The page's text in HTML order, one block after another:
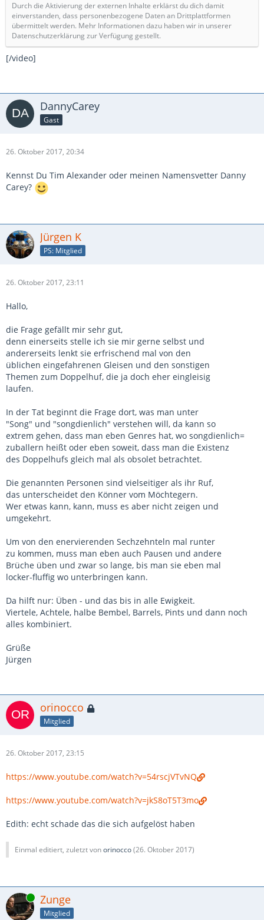
Durch die Aktivierung der externen Inhalte erklärst du dich damit
einverstanden, dass personenbezogene Daten an Drittplattformen
übermittelt werden. Mehr Informationen dazu haben wir in unserer
Datenschutzerklärung zur Verfügung gestellt.
[/video]
DannyCarey
Gast
26. Oktober 2017, 20:34
Kennst Du Tim Alexander oder meinen Namensvetter Danny
Carey?
Jürgen K
PS: Mitglied
26. Oktober 2017, 23:11
Hallo,
die Frage gefällt mir sehr gut,
denn einerseits stelle ich sie mir gerne selbst und
andererseits lenkt sie erfrischend mal von den
üblichen eingefahrenen Gleisen und den sonstigen
Themen zum Doppelhuf, die ja doch eher eingleisig
laufen.
In der Tat beginnt die Frage dort, was man unter
"Song" und "songdienlich" verstehen will, da kann so
extrem gehen, dass man eben Genres hat, wo songdienlich=
zuballern heißt oder eben soweit, dass man die Existenz
des Doppelhufs gleich mal als obsolet betrachtet.
Die genannten Personen sind vielseitiger als ihr Ruf,
das unterscheidet den Könner vom Möchtegern.
Wer etwas kann, kann, muss es aber nicht zeigen und
umgekehrt.
Um von den enervierenden Sechzehnteln mal runter
zu kommen, muss man eben auch Pausen und andere
Brüche üben und zwar so lange, bis man sie eben mal
locker-fluffig wo unterbringen kann.
Da hilft nur: Üben - und das bis in alle Ewigkeit.
Viertele, Achtele, halbe Bembel, Barrels, Pints und dann noch
alles kombiniert.
Grüße
Jürgen
orinocco
Mitglied
26. Oktober 2017, 23:15
https://www.youtube.com/watch?v=54rscjVTvNQ
https://www.youtube.com/watch?v=jkS8oT5T3mo
Edith: echt schade das die sich aufgelöst haben
Einmal editiert, zuletzt vonorinocco(26. Oktober 2017)
Online Zunge
Mitglied